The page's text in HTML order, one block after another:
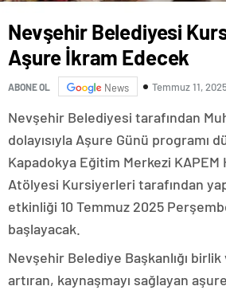
Nevşehir Belediyesi
Aşure İkram Edecek
ABONE OL News Temmuz 11,
Nevşehir Belediyesi tarafından
dolayısıyla Aşure Günü programı
Kapadokya Eğitim Merkezi KAPEM
Atölyesi Kursiyerleri tarafından
etkinliği 10 Temmuz 2025
başlayacak.
Nevşehir Belediye Başkanlığı
artıran, kaynaşmayı sağlayan